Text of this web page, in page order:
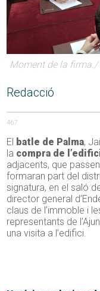
Moment de la firma./
Redacció
467
El batle de Palma,
la compra de
adjacents, que
formaran part del
signatura, en el saló
director general
claus de l’immoble i
representants de
una visita a l’edifici.